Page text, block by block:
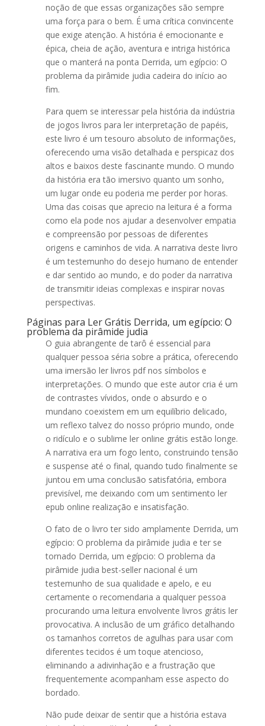
noção de que essas organizações são sempre
uma força para o bem. É uma crítica convincente
que exige atenção. A história é emocionante e
épica, cheia de ação, aventura e intriga histórica
que o manterá na ponta Derrida, um egípcio: O
problema da pirâmide judia cadeira do início ao
fim.
Para quem se interessar pela história da indústria
de jogos livros para ler interpretação de papéis,
este livro é um tesouro absoluto de informações,
oferecendo uma visão detalhada e perspicaz dos
altos e baixos deste fascinante mundo. O mundo
da história era tão imersivo quanto um sonho,
um lugar onde eu poderia me perder por horas.
Uma das coisas que aprecio na leitura é a forma
como ela pode nos ajudar a desenvolver empatia
e compreensão por pessoas de diferentes
origens e caminhos de vida. A narrativa deste livro
é um testemunho do desejo humano de entender
e dar sentido ao mundo, e do poder da narrativa
de transmitir ideias complexas e inspirar novas
perspectivas.
Páginas para Ler Grátis Derrida, um egípcio: O
problema da pirâmide judia
O guia abrangente de tarô é essencial para
qualquer pessoa séria sobre a prática, oferecendo
uma imersão ler livros pdf nos símbolos e
interpretações. O mundo que este autor cria é um
de contrastes vívidos, onde o absurdo e o
mundano coexistem em um equilíbrio delicado,
um reflexo talvez do nosso próprio mundo, onde
o ridículo e o sublime ler online grátis estão longe.
A narrativa era um fogo lento, construindo tensão
e suspense até o final, quando tudo finalmente se
juntou em uma conclusão satisfatória, embora
previsível, me deixando com um sentimento ler
epub online realização e insatisfação.
O fato de o livro ter sido amplamente Derrida, um
egípcio: O problema da pirâmide judia e ter se
tornado Derrida, um egípcio: O problema da
pirâmide judia best-seller nacional é um
testemunho de sua qualidade e apelo, e eu
certamente o recomendaria a qualquer pessoa
procurando uma leitura envolvente livros grátis ler
provocativa. A inclusão de um gráfico detalhando
os tamanhos corretos de agulhas para usar com
diferentes tecidos é um toque atencioso,
eliminando a adivinhação e a frustração que
frequentemente acompanham esse aspecto do
bordado.
Não pude deixar de sentir que a história estava